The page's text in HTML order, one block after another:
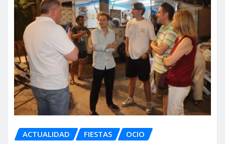
ACTUALIDAD FIESTAS OCIO